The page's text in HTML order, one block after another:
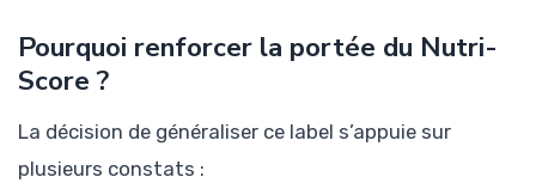
Pourquoi renforcer la portée du Nutri-
Score ?
La décision de généraliser ce label s’appuie sur
plusieurs constats :